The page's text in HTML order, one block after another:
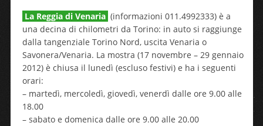
La Reggia di Venaria (informazioni 011.4992333) è a
una decina di chilometri da Torino: in auto si raggiunge
dalla tangenziale Torino Nord, uscita Venaria o
Savonera/Venaria. La mostra (17 novembre – 29 gennaio
2012) è chiusa il lunedì (escluso festivi) e ha i seguenti
orari:
– martedì, mercoledì, giovedì, venerdì dalle ore 9.00 alle
18.00
– sabato e domenica dalle ore 9.00 alle 20.00